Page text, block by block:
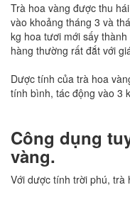
Trà hoa vàng được thu
vào khoảng tháng 3 và
kg hoa tươi mới sấy
hàng thường rất đắt với
Dược tính của trà hoa
tính bình, tác động vào 3
Công dụng
vàng.
Với dược tính trời phú, trà